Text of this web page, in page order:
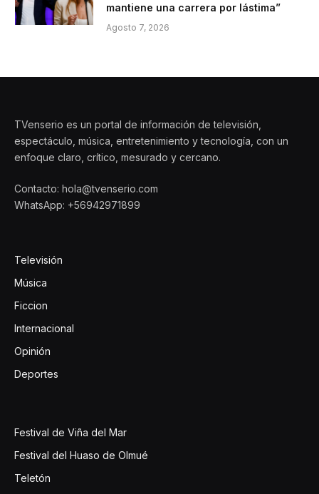
mantiene una carrera por lástima”
Agosto 7, 2026
TVenserio es un portal de información de televisión,
espectáculo, música, entretenimiento y tecnología, con un
enfoque claro, crítico, mesurado y cercano.
Contacto: hola@tvenserio.com
WhatsApp: +56942971899
Televisión
Música
Ficcion
Internacional
Opinión
Deportes
Festival de Viña del Mar
Festival del Huaso de Olmué
Teletón